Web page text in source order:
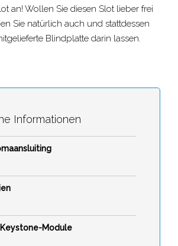
an! Wollen Sie diesen Slot lieber frei
Sie natürlich auch und stattdessen
Blindplatte darin lassen.
Informationen
Module